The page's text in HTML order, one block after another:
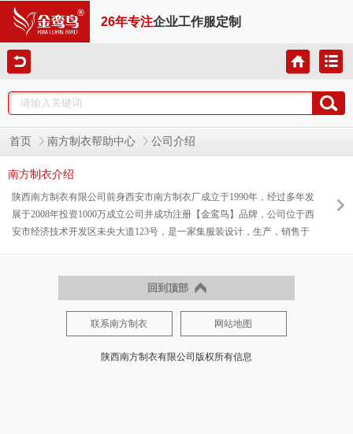
26年专注企业工作服定制
首页 南方制衣帮助中心 公司介绍
南方制衣介绍
陕西南方制衣有限公司前身西安市南方制衣厂成立于1990年，经过多年发
展于2008年投资1000万成立公司并成功注册【金鸾鸟】品牌，公司位于西
安市经济技术开发区未央大道123号，是一家集服装设计，生产，销售于
制工作服。同时为了满足用量少，时间急的客户需求，公司常年备存新款
男女西服2000余套，衬衣3000余件，冲锋衣3000余套，夹克工服5000余套
回到顶部
联系南方制衣 网站地图
陕西南方制衣有限公司版权所有信息